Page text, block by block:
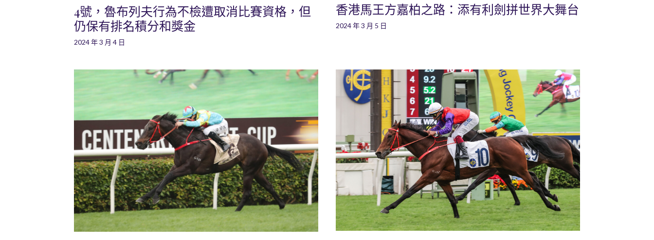
4號，魯布列夫行為不檢遭取消比賽資格，但
仍保有排名積分和獎金
2024 年 3 月 4 日
香港馬王方嘉柏之路：添有利劍拼世界大舞台
2024 年 3 月 5 日